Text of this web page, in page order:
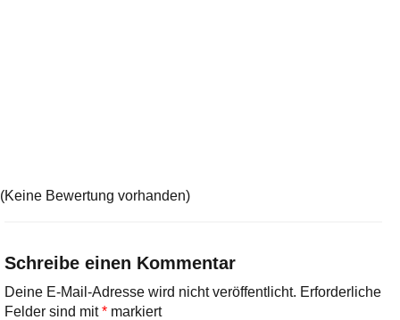
(Keine Bewertung vorhanden)
Schreibe einen Kommentar
Deine E-Mail-Adresse wird nicht veröffentlicht. Erforderliche
Felder sind mit*markiert